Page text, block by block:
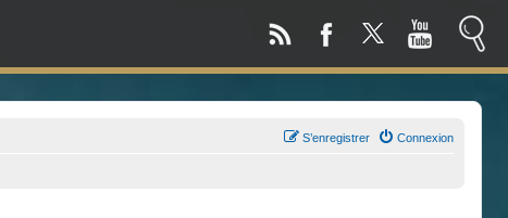
Connexion
S’enregistrer